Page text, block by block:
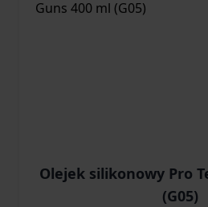
Olejek silikonowy Pro
(G05)